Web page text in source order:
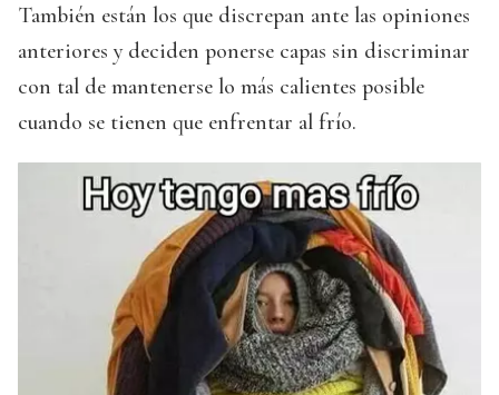
También están los que discrepan ante las opiniones
anteriores y deciden ponerse capas sin discriminar
con tal de mantenerse lo más calientes posible
cuando se tienen que enfrentar al frío.